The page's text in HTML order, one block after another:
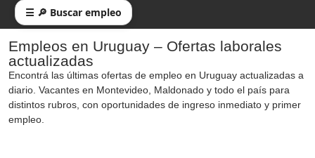
☰ 🔎 Buscar empleo
Empleos en Uruguay – Ofertas laborales
actualizadas
Encontrá las últimas ofertas de empleo en Uruguay actualizadas a
diario. Vacantes en Montevideo, Maldonado y todo el país para
distintos rubros, con oportunidades de ingreso inmediato y primer
empleo.